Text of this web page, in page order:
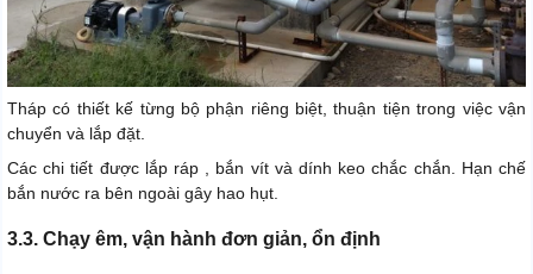
Tháp có thiết kế từng bộ phận riêng biệt, thuận tiện trong việc vận
chuyển và lắp đặt.
Các chi tiết được lắp ráp , bắn vít và dính keo chắc chắn. Hạn chế
bắn nước ra bên ngoài gây hao hụt.
3.3. Chạy êm, vận hành đơn giản, ổn định